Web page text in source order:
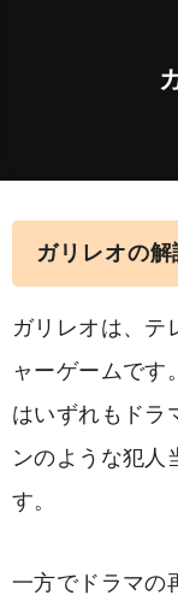
ガリレオの解
ガリレオは、テ
ャーゲームです
はいずれもドラ
ンのような犯人
す。
一方でドラマの